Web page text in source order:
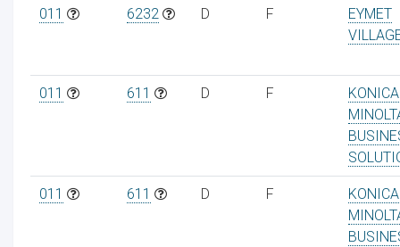
011 6232 D F
EYMET
011 611 D F
KONICA
011 611 D F
KONICA